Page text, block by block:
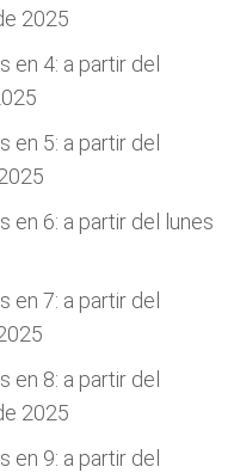
2025
en 4: a partir del
en 5: a partir del
en 6: a partir del lunes
en 7: a partir del
en 8: a partir del
2025
en 9: a partir del